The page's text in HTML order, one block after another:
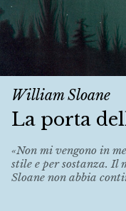
William Sloane
La porta
«Non mi vengono in
stile e per sostanza.
Sloane non abbia